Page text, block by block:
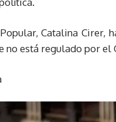
Catalina Cirer,
no está regulado por